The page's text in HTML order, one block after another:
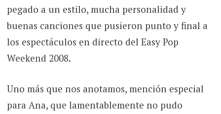
pegado a un estilo, mucha personalidad y
buenas canciones que pusieron punto y final a
los espectáculos en directo del Easy Pop
Weekend 2008.
Uno más que nos anotamos, mención especial
para Ana, que lamentablemente no pudo